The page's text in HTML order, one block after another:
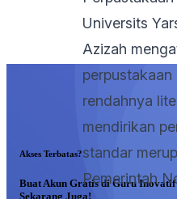
Universits
Azizah
rendahnya
mendirikan
standar
Pemerintah
Akses Terbatas?
Buat Akun Gratis di Guru Inovatif
Sekarang Juga!